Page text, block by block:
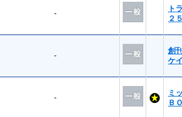
-
ト
２
-
創
ケ
-
ミ
Ｂ